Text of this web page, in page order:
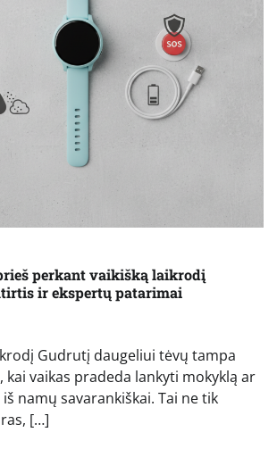
perkant vaikišką laikrodį
ir ekspertų patarimai
Gudrutį daugeliui tėvų tampa
kai vaikas pradeda lankyti mokyklą ar
namų savarankiškai. Tai ne tik
[…]